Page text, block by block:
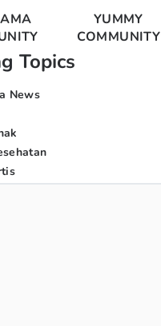
YUMMY
COMMUNITY
Topics
News